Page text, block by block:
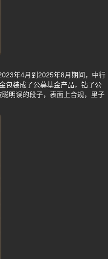
年4月到2025年8月期间，中行
包装成了公募基金产品，钻了公
明误的段子，表面上合规，里子